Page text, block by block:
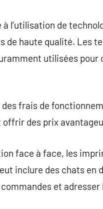
l’utilisation de
haute qualité. Les
utilisées
frais de
des prix
face à face, les
inclure des chats en
et